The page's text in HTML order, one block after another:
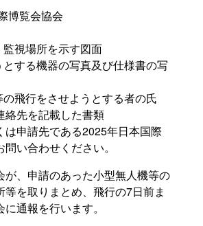
博覧会協会
視場所を示す図面
する機器の写真及び仕様書の写
飛行をさせようとする者の氏
絡先を記載した書類
は申請先である2025年日本国際
い合わせください。
、申請のあった小型無人機等の
等を取りまとめ、飛行の7日前ま
通報を行います。